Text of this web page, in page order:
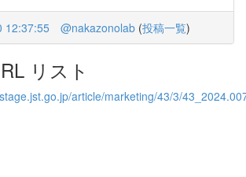
12:37:55 @nakazonolab (投稿一覧)
リスト
article/marketing/43/3/